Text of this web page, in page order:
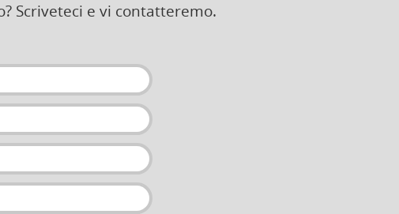
Scriveteci e vi contatteremo.